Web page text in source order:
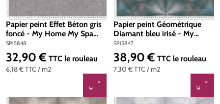
Papier peint Effet Béton gris
foncé - My Home My Spa
d'A.S. Création | Réf.
SP15848
SP15848
6,18 €TTC / m2
Prix régulier :
32,90 € TTC le rouleau
Papier peint Géométrique
Diamant bleu irisé - My
Home My Spa d'A.S. Création
| Réf. SP15847
SP15847
7,30 €TTC / m2
Prix régulier :
38,90 € TTC le rouleau